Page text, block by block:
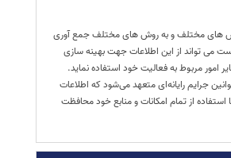
های مختلف و به روش های مختلف جمع آوری
می تواند از این اطلاعات جهت بهینه سازی
امور مربوط به فعالیت خود استفاده نماید.
جرایم رایانه‌ای متعهد می‌شود که اطلاعات
استفاده از تمام امکانات و منابع خود محافظت